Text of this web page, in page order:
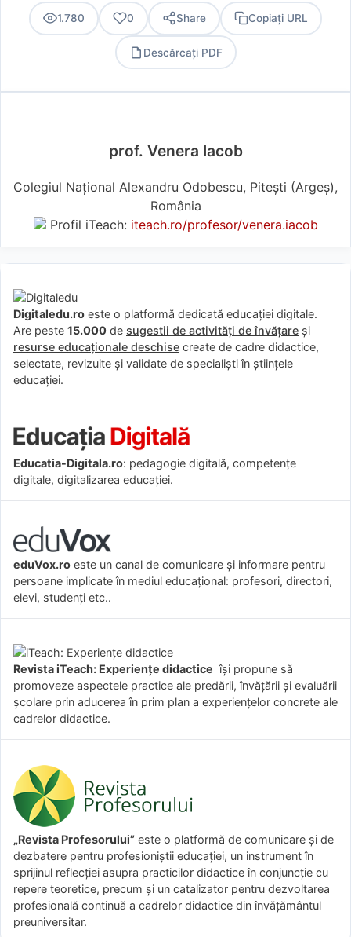
1.780 0 Share Copiați URL
Descărcați PDF
prof. Venera Iacob
Colegiul Național Alexandru Odobescu, Pitești (Argeş),
România
Profil iTeach: iteach.ro/profesor/venera.iacob
Digitaledu.ro este o platformă dedicată educației digitale.
Are peste 15.000 de sugestii de activități de învățare și
resurse educaționale deschise create de cadre didactice,
selectate, revizuite și validate de specialiști în științele
educației.
Educatia-Digitala.ro: pedagogie digitală, competențe
digitale, digitalizarea educației.
eduVox.ro este un canal de comunicare și informare pentru
persoane implicate în mediul educațional: profesori, directori,
elevi, studenți etc..
Revista iTeach: Experienţe didactice îşi propune să
promoveze aspectele practice ale predării, învăţării şi evaluării
şcolare prin aducerea în prim plan a experienţelor concrete ale
cadrelor didactice.
„Revista Profesorului” este o platformă de comunicare și de
dezbatere pentru profesioniștii educației, un instrument în
sprijinul reflecției asupra practicilor didactice în conjuncție cu
repere teoretice, precum și un catalizator pentru dezvoltarea
profesională continuă a cadrelor didactice din învățământul
preuniversitar.